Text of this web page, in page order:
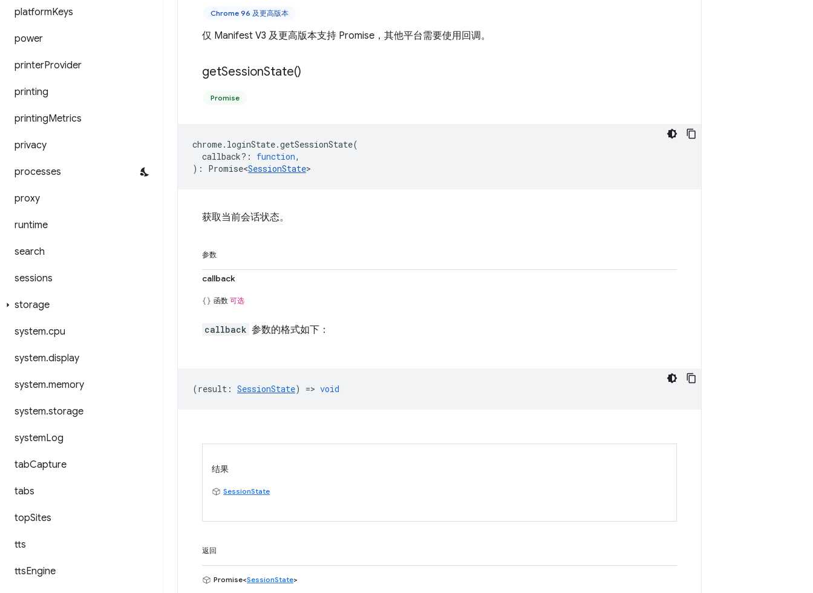
platformKeys
power
printerProvider
printing
printingMetrics
privacy
processes
proxy
runtime
search
sessions
storage
system.cpu
system.display
system.memory
system.storage
systemLog
tabCapture
tabs
topSites
tts
ttsEngine
Chrome 96 及更高版本
仅 Manifest V3 及更高版本支持 Promise，其他平台需要使用回调。
getSessionState()
Promise
chrome. loginState.getSessionState(
callback? : function,
) : Promise<SessionState>
获取当前会话状态。
参数
callback
函数 可选
callback 参数的格式如下：
(result : SessionState) => void
结果
SessionState
返回
Promise<SessionState>